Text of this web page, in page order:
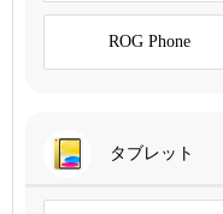
ROG Phone
タブレット